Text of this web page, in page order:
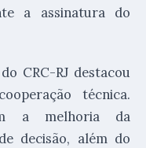
a assinatura do
CRC-RJ destacou
técnica.
a melhoria da
decisão, além do